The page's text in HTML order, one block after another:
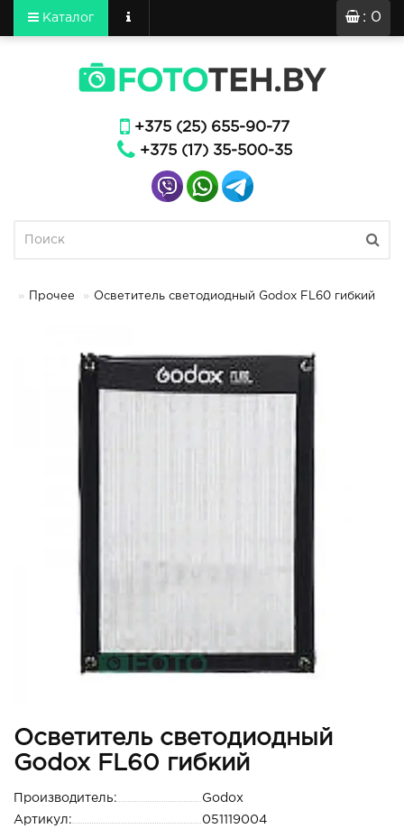
: 0
Каталог
+375 (25) 655-90-77
+375 (17) 35-500-35
Прочее Осветитель светодиодный Godox FL60 гибкий
Осветитель светодиодный
Godox FL60 гибкий
Производитель:
Godox
Артикул:
051119004